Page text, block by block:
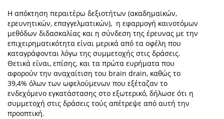
Η απόκτηση περαιτέρω δεξιοτήτων (ακαδημαϊκών,
ερευνητικών, επαγγελματικών), η εφαρμογή καινοτόμων
μεθόδων διδασκαλίας και η σύνδεση της έρευνας με την
επιχειρηματικότητα είναι μερικά από τα οφέλη που
καταγράφονται λόγω της συμμετοχής στις δράσεις.
Θετικά είναι, επίσης, και τα πρώτα ευρήματα που
αφορούν την αναχαίτιση του brain drain, καθώς το
39,4% όλων των ωφελούμενων που εξέταζαν το
ενδεχόμενο εγκατάστασης στο εξωτερικό, δήλωσε ότι η
συμμετοχή στις δράσεις τούς απέτρεψε από αυτή την
προοπτική.